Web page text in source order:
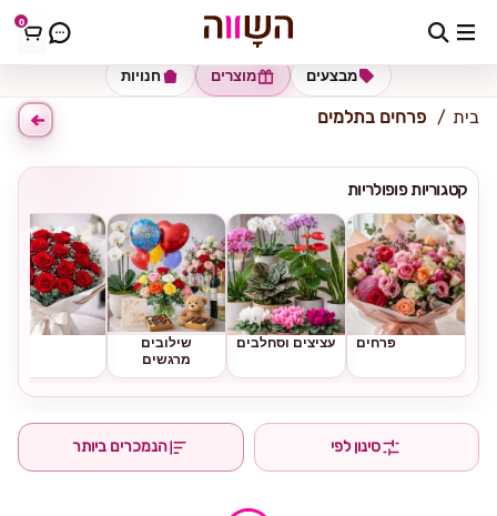
0 כתובת למשלוח הזינו כתובת
חנויות מוצרים מבצעים
בית פרחים בתלמים
קטגוריות פופולריות
פרחים עציצים וסחלבים
שילובים
מרגשים
סינון לפי הנמכרים ביותר